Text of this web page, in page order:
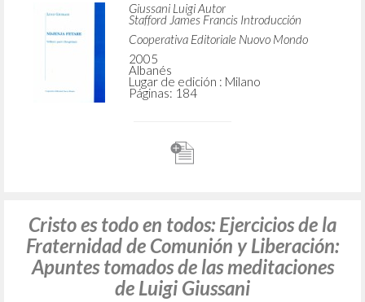
Giussani Luigi Autor
Stafford James Francis Introducción
Cooperativa Editoriale Nuovo Mondo
2005
Albanés
Lugar de edición : Milano
Páginas: 184
Cristo es todo en todos: Ejercicios de la
Fraternidad de Comunión y Liberación:
Apuntes tomados de las meditaciones
de Luigi Giussani